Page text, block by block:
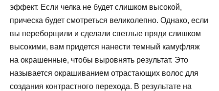
эффект. Если челка не будет слишком высокой,
прическа будет смотреться великолепно. Однако, если
вы переборщили и сделали светлые пряди слишком
высокими, вам придется нанести темный камуфляж
на окрашенные, чтобы выровнять результат. Это
называется окрашиванием отрастающих волос для
создания контрастного перехода. В результате на